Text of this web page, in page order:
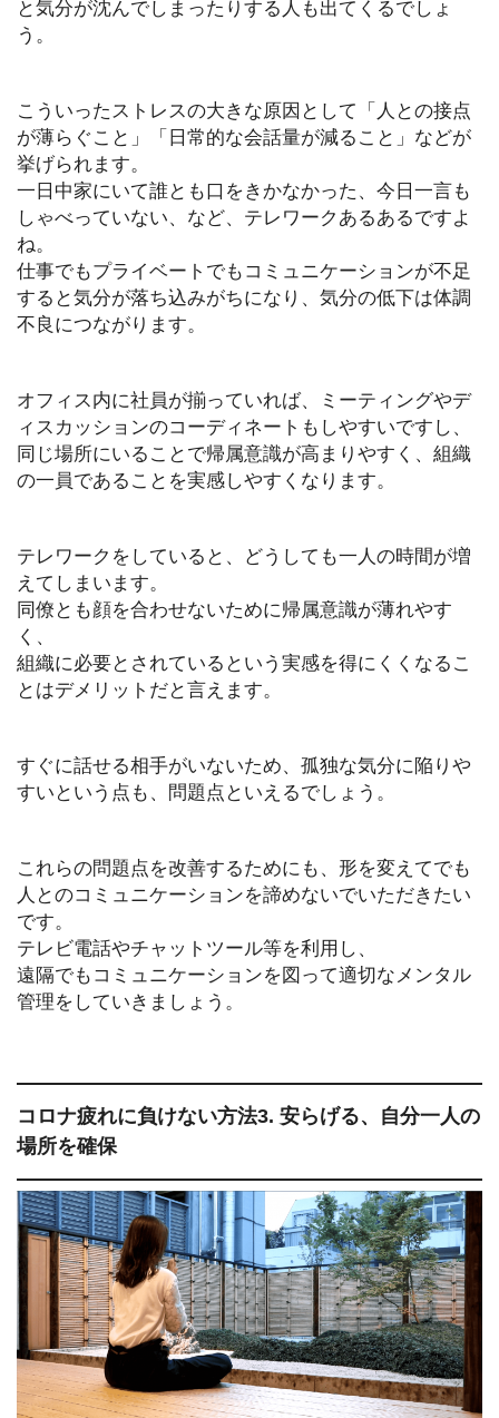
と気分が沈んでしまったりする人も出てくるでしょ
う。
こういったストレスの大きな原因として「人との接点
が薄らぐこと」「日常的な会話量が減ること」などが
挙げられます。
一日中家にいて誰とも口をきかなかった、今日一言も
しゃべっていない、など、テレワークあるあるですよ
ね。
仕事でもプライベートでもコミュニケーションが不足
すると気分が落ち込みがちになり、気分の低下は体調
不良につながります。
オフィス内に社員が揃っていれば、ミーティングやデ
ィスカッションのコーディネートもしやすいですし、
同じ場所にいることで帰属意識が高まりやすく、組織
の一員であることを実感しやすくなります。
テレワークをしていると、どうしても一人の時間が増
えてしまいます。
同僚とも顔を合わせないために帰属意識が薄れやす
く、
組織に必要とされているという実感を得にくくなるこ
とはデメリットだと言えます。
すぐに話せる相手がいないため、孤独な気分に陥りや
すいという点も、問題点といえるでしょう。
これらの問題点を改善するためにも、形を変えてでも
人とのコミュニケーションを諦めないでいただきたい
です。
テレビ電話やチャットツール等を利用し、
遠隔でもコミュニケーションを図って適切なメンタル
管理をしていきましょう。
コロナ疲れに負けない方法3. 安らげる、自分一人の
場所を確保